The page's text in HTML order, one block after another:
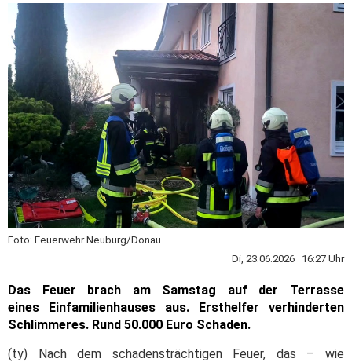
Foto: Feuerwehr Neuburg/Donau
Di, 23.06.2026 16:27 Uhr
Das Feuer brach am Samstag auf der Terrasse
eines Einfamilienhauses aus. Ersthelfer verhinderten
Schlimmeres. Rund 50.000 Euro Schaden.
(ty) Nach dem schadensträchtigen Feuer, das – wie